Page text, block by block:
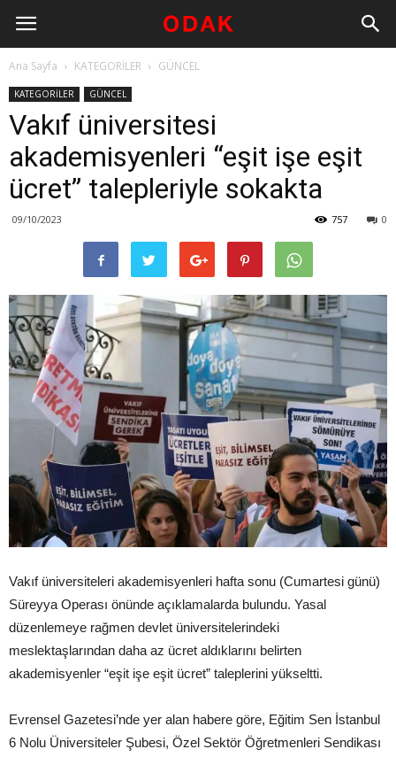
Ana Sayfa KATEGORİLER GÜNCEL
KATEGORİLER GÜNCEL
Vakıf üniversitesi
akademisyenleri “eşit işe eşit
ücret” talepleriyle sokakta
09/10/2023 0
757
Vakıf üniversiteleri akademisyenleri hafta sonu (Cumartesi günü)
Süreyya Operası önünde açıklamalarda bulundu. Yasal
düzenlemeye rağmen devlet üniversitelerindeki
meslektaşlarından daha az ücret aldıklarını belirten
akademisyenler “eşit işe eşit ücret” taleplerini yükseltti.
Evrensel Gazetesi’nde yer alan habere göre, Eğitim Sen İstanbul
6 Nolu Üniversiteler Şubesi, Özel Sektör Öğretmenleri Sendikası